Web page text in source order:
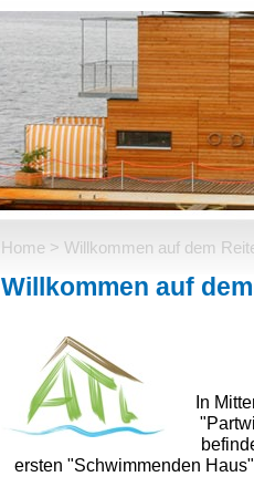
Home > Willkommen auf dem
Willkommen auf
In
ersten "Schwimmenden